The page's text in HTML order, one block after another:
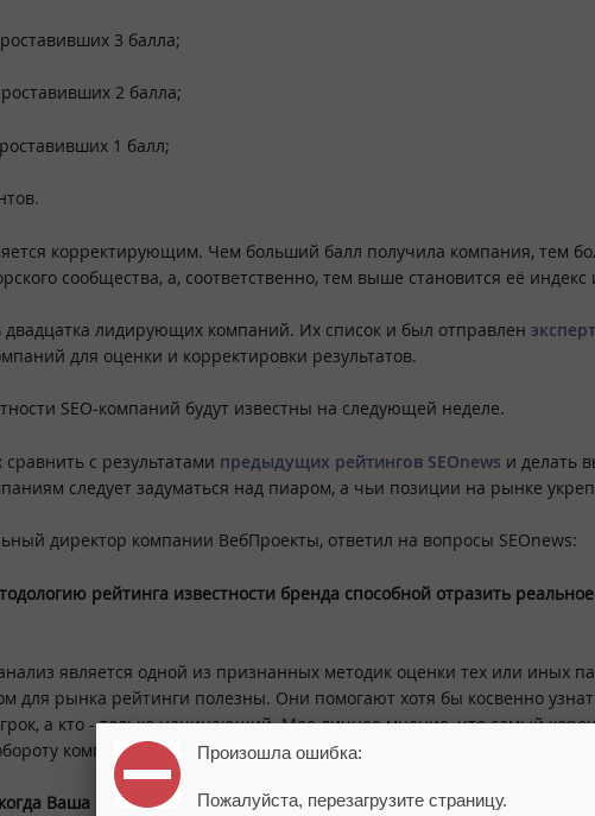
3 балла;
2 балла;
1 балл;
корректирующим. Чем больший балл получила компания, тем
сообщества, а, соответственно, тем выше становится её индекс
двадцатка лидирующих компаний. Их список и был отправлен
для оценки и корректировки результатов.
SEO-компаний будут известны на следующей неделе.
с результатами предыдущих рейтингов SEOnews и делать
следует задуматься над пиаром, а чьи позиции на рынке
директор компании ВебПроекты, ответил на вопросы SEOnews:
рейтинга известности бренда способной отразить
является одной из признанных методик оценки тех или иных
для рынка рейтинги полезны. Они помогают хотя бы косвенно
а кто - только начинающий. Мое личное мнение, что самый
компаний (или прибыли).
Ваша компания проводила исследованияSEO-рынка?
Произошла ошибка:
Пожалуйста, перезагрузите страницу.